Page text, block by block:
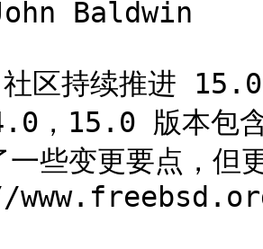
Baldwin
社区持续推进
，15.0 版本包
一些变更要点，